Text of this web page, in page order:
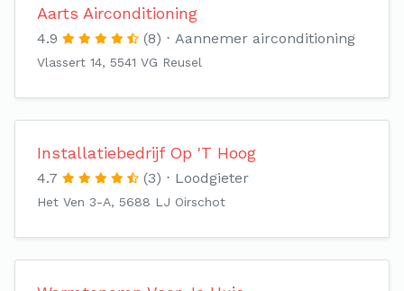
Aarts Airconditioning
4.9 (8) Aannemer airconditioning
Vlassert 14, 5541 VG Reusel
Installatiebedrijf Op 'T Hoog
4.7 (3) Loodgieter
Het Ven 3-A, 5688 LJ Oirschot